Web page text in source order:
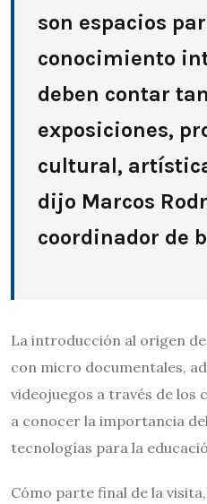
son espacios
conocimiento
deben contar
exposiciones,
cultural,
dijo Marcos
coordinador de
La introducción al origen
con micro documentales,
videojuegos a través de los
a conocer la importancia
tecnologías para la
Cómo parte final de la